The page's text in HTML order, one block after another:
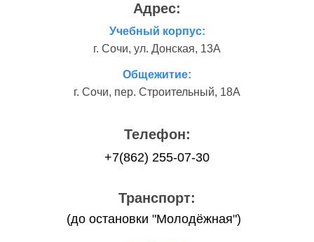
Адрес:
Учебный корпус:
г. Сочи, ул. Донская, 13А
Общежитие:
г. Сочи, пер. Строительный, 18А
Телефон:
+7(862) 255-07-30
Транспорт:
(до остановки "Молодёжная")